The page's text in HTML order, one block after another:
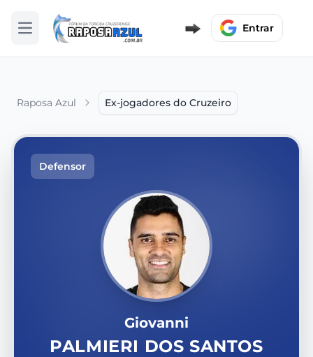
Abrir menu Entrar
Raposa Azul Ex-jogadores do Cruzeiro
Defensor
Giovanni
PALMIERI DOS SANTOS